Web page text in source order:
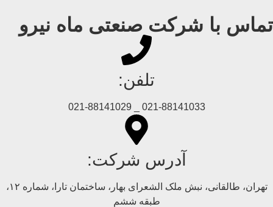
تماس با شرکت صنعتی ماه نیرو
تلفن:
021-88141033 _ 021-88141029
آدرس شرکت:
تهران، طالقانی، نبش ملک الشعرای بهار، ساختمان تارا، شماره ۱۲،
طبقه ششم